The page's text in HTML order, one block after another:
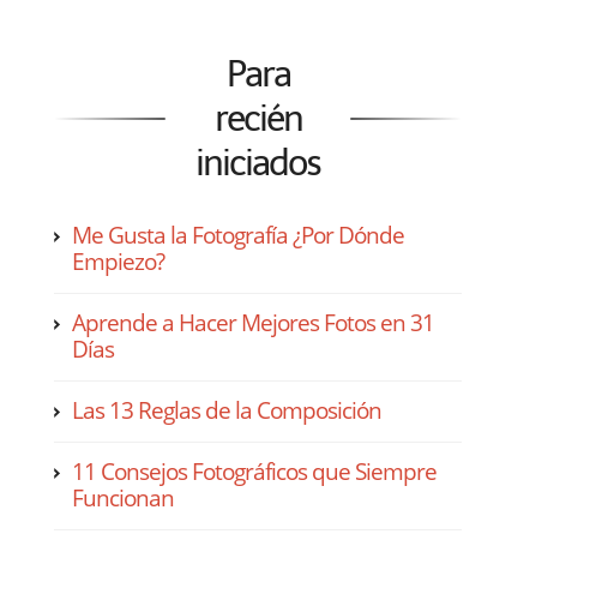
Para
recién
iniciados
Me Gusta la Fotografía ¿Por Dónde
Empiezo?
Aprende a Hacer Mejores Fotos en 31
Días
Las 13 Reglas de la Composición
11 Consejos Fotográficos que Siempre
Funcionan